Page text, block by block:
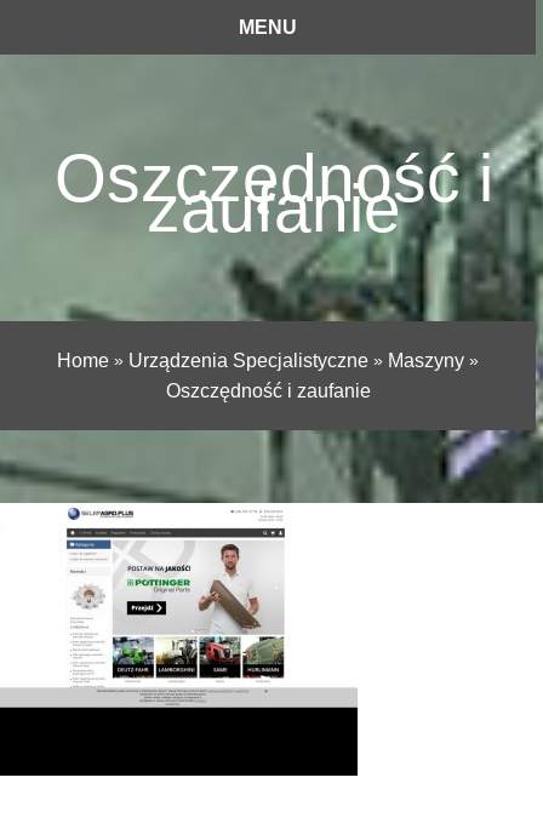
MENU
Oszczędność i
zaufanie
Home » Urządzenia Specjalistyczne » Maszyny »
Oszczędność i zaufanie